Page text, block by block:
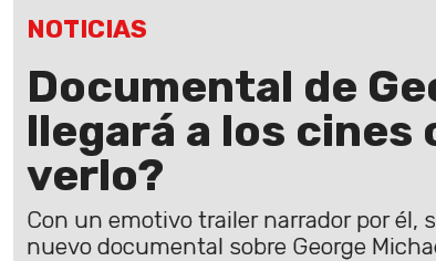
NOTICIAS
Documental de
llegará a los cines
verlo?
Con un emotivo trailer narrador por él,
nuevo documental sobre George